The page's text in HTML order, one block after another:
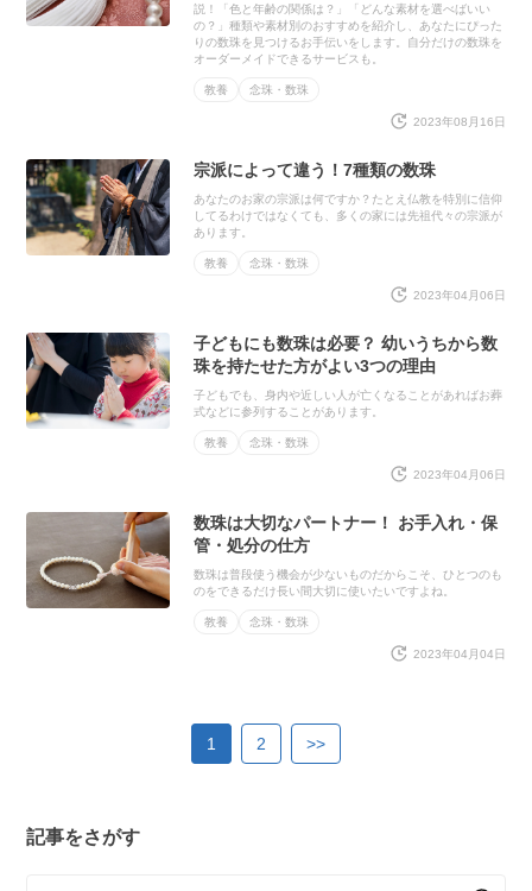
説！「色と年齢の関係は？」「どんな素材を選べばいい
の？」種類や素材別のおすすめを紹介し、あなたにぴった
りの数珠を見つけるお手伝いをします。自分だけの数珠を
オーダーメイドできるサービスも。
教養 念珠・数珠
2023年08月16日
宗派によって違う！7種類の数珠
あなたのお家の宗派は何ですか？たとえ仏教を特別に信仰
してるわけではなくても、多くの家には先祖代々の宗派が
あります。
教養 念珠・数珠
2023年04月06日
子どもにも数珠は必要？ 幼いうちから数
珠を持たせた方がよい3つの理由
子どもでも、身内や近しい人が亡くなることがあればお葬
式などに参列することがあります。
教養 念珠・数珠
2023年04月06日
数珠は大切なパートナー！ お手入れ・保
管・処分の仕方
数珠は普段使う機会が少ないものだからこそ、ひとつのも
のをできるだけ長い間大切に使いたいですよね。
教養 念珠・数珠
2023年04月04日
1 2 >>
記事をさがす